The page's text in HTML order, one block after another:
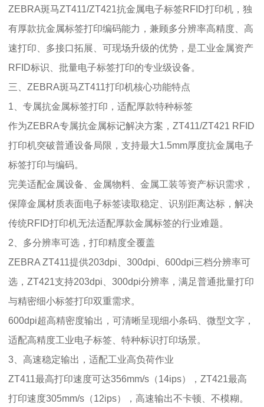
ZEBRA斑马ZT411/ZT421抗金属电子标签RFID打印机，独
有厚款抗金属标签打印编码能力，兼顾多分辨率高精度、高
速打印、多接口拓展、可现场升级的优势，是工业金属资产
RFID标识、批量电子标签打印的专业级设备。
三、ZEBRA斑马ZT411打印机核心功能特点
1、专属抗金属标签打印，适配厚款特种标签
作为ZEBRA专属抗金属标记解决方案，ZT411/ZT421 RFID
打印机突破普通设备局限，支持最大1.5mm厚度抗金属电子
标签打印与编码。
完美适配金属设备、金属物料、金属工装等资产标识需求，
保障金属材质表面电子标签读取稳定、识别距离达标，解决
传统RFID打印机无法适配厚款金属标签的行业难题。
2、多分辨率可选，打印精度全覆盖
ZEBRA ZT411提供203dpi、300dpi、600dpi三档分辨率可
选，ZT421支持203dpi、300dpi分辨率，满足普通批量打印
与精密细小标签打印双重需求。
600dpi超高精密度输出，可清晰呈现细小条码、微型文字，
适配高精度工业电子标签、特种标识打印场景。
3、高速稳定输出，适配工业高负荷作业
ZT411最高打印速度可达356mm/s（14ips），ZT421最高
打印速度305mm/s（12ips），高速输出不卡顿、不模糊。